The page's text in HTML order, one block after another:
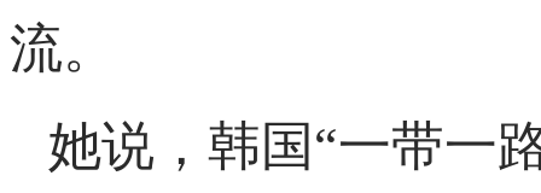
流。
她说，韩国“一带一